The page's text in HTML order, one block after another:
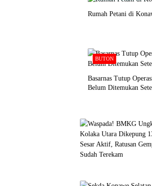
Rumah Petani di
BUTON
Basarnas Tutup
Belum Ditemukan